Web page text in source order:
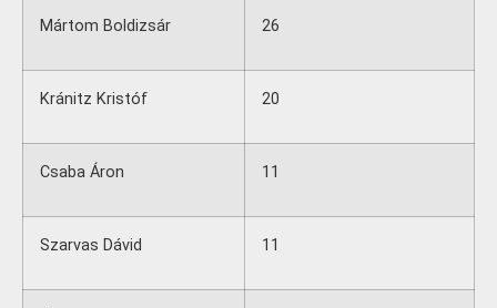
Mártom Boldizsár 26
Kránitz Kristóf 20
Csaba Áron 11
Szarvas Dávid 11